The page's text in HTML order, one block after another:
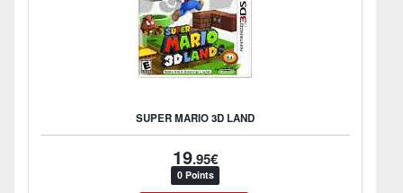
SUPER MARIO 3D LAND
19.95€
0 Points